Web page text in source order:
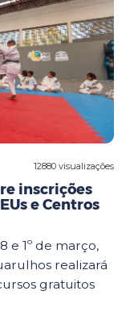
12880 visualizações
inscrições
e Centros
e 1º de março,
realizará
gratuitos